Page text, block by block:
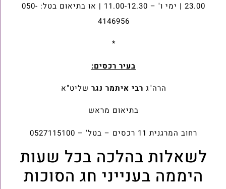
23.00 | ימי ו' – 11.00-12.30 | או בתיאום בטל: 050-
4146956
*
בעיר רכסים:
הרה"ג רבי איתמר נגר שליט"א
בתיאום מראש
רחוב המרגנית 11 רכסים – בטל' – 0527115100
לשאלות בהלכה בכל שעות
היממה בענייני חג הסוכות